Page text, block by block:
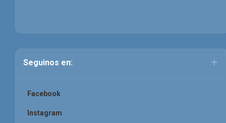
Seguinos en:
Facebook
Instagram